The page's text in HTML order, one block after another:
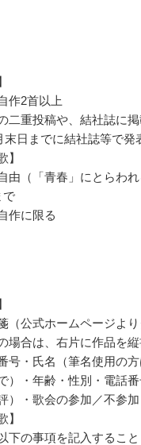
作2首以上
二重投稿や、結社誌に
日までに結社誌等で発
】
由（「青春」にとらわれ
で
作に限る
（公式ホームページよ
場合は、右片に作品を
号・氏名（筆名使用の
）・年齢・性別・電話
）・歌会の参加／不参加
】
下の事項を記入すること